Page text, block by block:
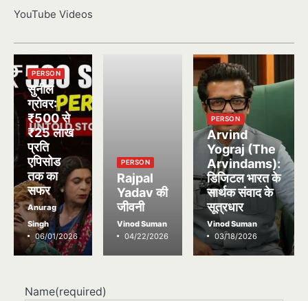
YouTube Videos
PERSON
सुनील
ग्रोवर:
₹500 से
₹25 लाख
प्रति
एपिसोड
तक का
सफर
Anurag
Singh
06/01/2026
PERSON
Rajpal
Yadav की
जीवनी
Vinod Suman
04/22/2026
PERSON
Arvind
Yograj (The
Arvindams):
डिजिटल भारत के
सार्थक संवाद के
सूत्रधार
Vinod Suman
03/18/2026
Name(required)